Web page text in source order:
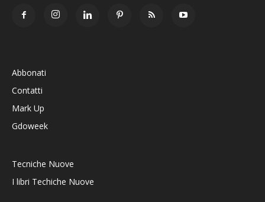
Abbonati
Contatti
Mark Up
Gdoweek
Tecniche Nuove
I libri Techiche Nuove